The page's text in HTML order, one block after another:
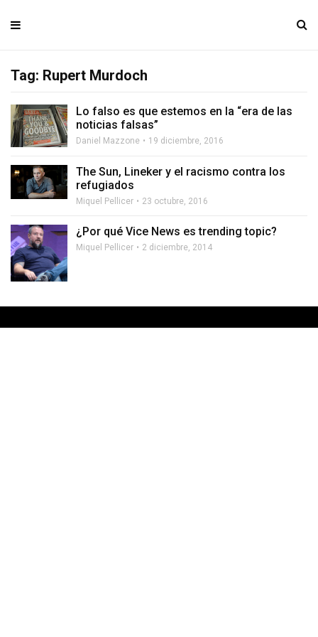
Tag: Rupert Murdoch
Lo falso es que estemos en la “era de las
noticias falsas”
Daniel Mazzone 19 diciembre, 2016
The Sun, Lineker y el racismo contra los
refugiados
Miquel Pellicer 23 octubre, 2016
¿Por qué Vice News es trending topic?
Miquel Pellicer 2 diciembre, 2014